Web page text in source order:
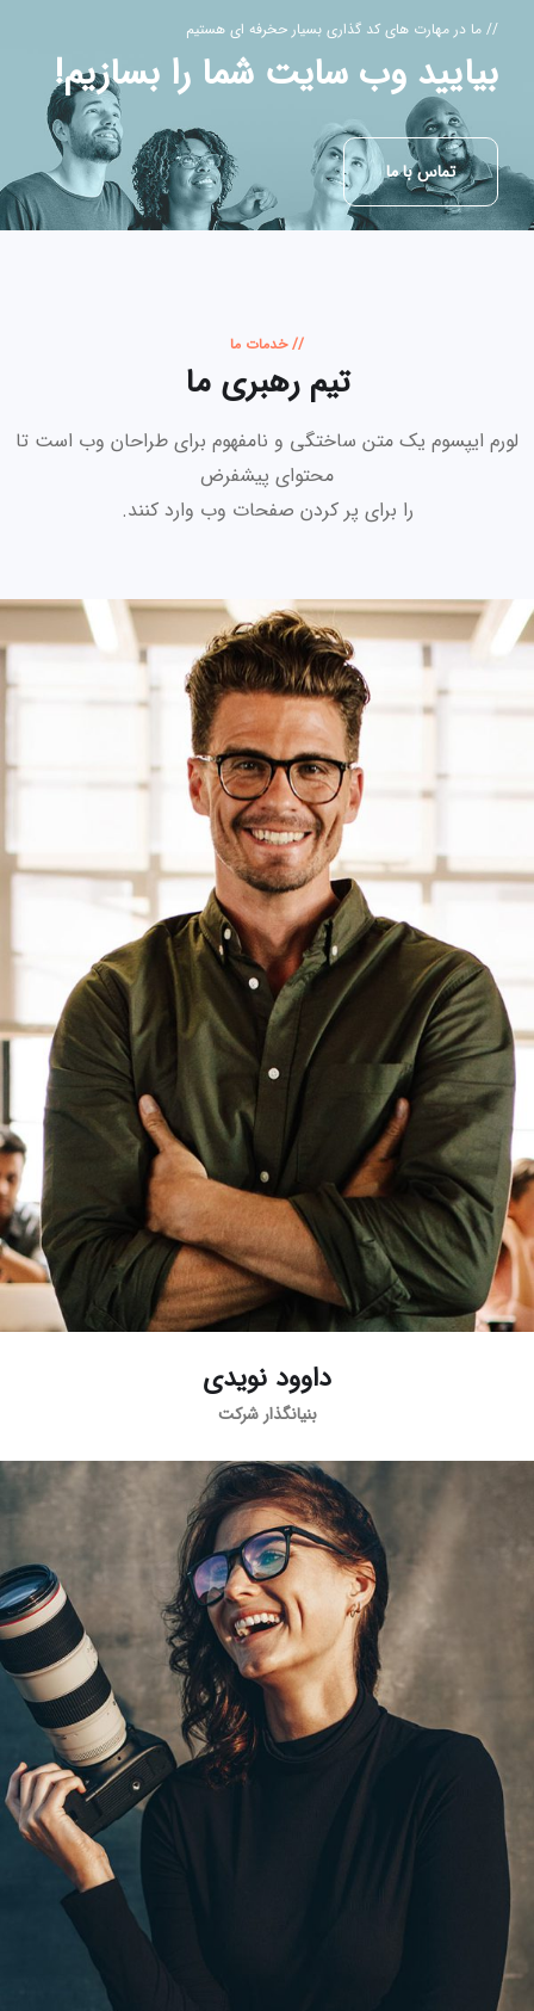
// ما در مهارت های کد گذاری بسیار حخرفه ای هستیم
بیایید وب سایت شما را بسازیم!
تماس با ما
// خدمات ما
تیم رهبری ما
لورم ایپسوم یک متن ساختگی و نامفهوم برای طراحان وب است تا
محتوای پیشفرض
را برای پر کردن صفحات وب وارد کنند.
داوود نویدی
بنیانگذار شرکت